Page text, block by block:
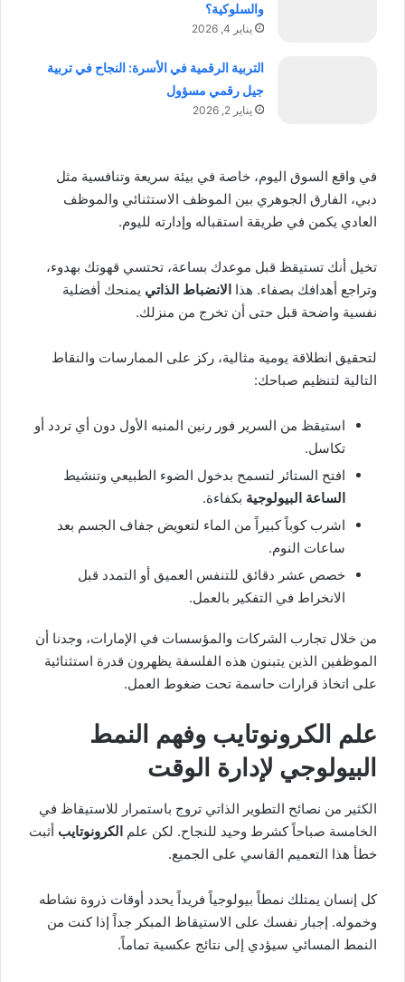
والسلوكية؟
يناير 4, 2026
التربية الرقمية في الأسرة: النجاح في تربية
جيل رقمي مسؤول
يناير 2, 2026
في واقع السوق اليوم، خاصة في بيئة سريعة وتنافسية مثل
دبي، الفارق الجوهري بين الموظف الاستثنائي والموظف
العادي يكمن في طريقة استقباله وإدارته لليوم.
تخيل أنك تستيقظ قبل موعدك بساعة، تحتسي قهوتك بهدوء،
وتراجع أهدافك بصفاء. هذا الانضباط الذاتي يمنحك أفضلية
نفسية واضحة قبل حتى أن تخرج من منزلك.
لتحقيق انطلاقة يومية مثالية، ركز على الممارسات والنقاط
التالية لتنظيم صباحك:
استيقظ من السرير فور رنين المنبه الأول دون أي تردد أو
تكاسل.
افتح الستائر لتسمح بدخول الضوء الطبيعي وتنشيط
الساعة البيولوجية بكفاءة.
اشرب كوباً كبيراً من الماء لتعويض جفاف الجسم بعد
ساعات النوم.
خصص عشر دقائق للتنفس العميق أو التمدد قبل
الانخراط في التفكير بالعمل.
من خلال تجارب الشركات والمؤسسات في الإمارات، وجدنا أن
الموظفين الذين يتبنون هذه الفلسفة يظهرون قدرة استثنائية
على اتخاذ قرارات حاسمة تحت ضغوط العمل.
علم الكرونوتايب وفهم النمط
البيولوجي لإدارة الوقت
الكثير من نصائح التطوير الذاتي تروج باستمرار للاستيقاظ في
الخامسة صباحاً كشرط وحيد للنجاح. لكن علم الكرونوتايب أثبت
خطأ هذا التعميم القاسي على الجميع.
كل إنسان يمتلك نمطاً بيولوجياً فريداً يحدد أوقات ذروة نشاطه
وخموله. إجبار نفسك على الاستيقاظ المبكر جداً إذا كنت من
النمط المسائي سيؤدي إلى نتائج عكسية تماماً.